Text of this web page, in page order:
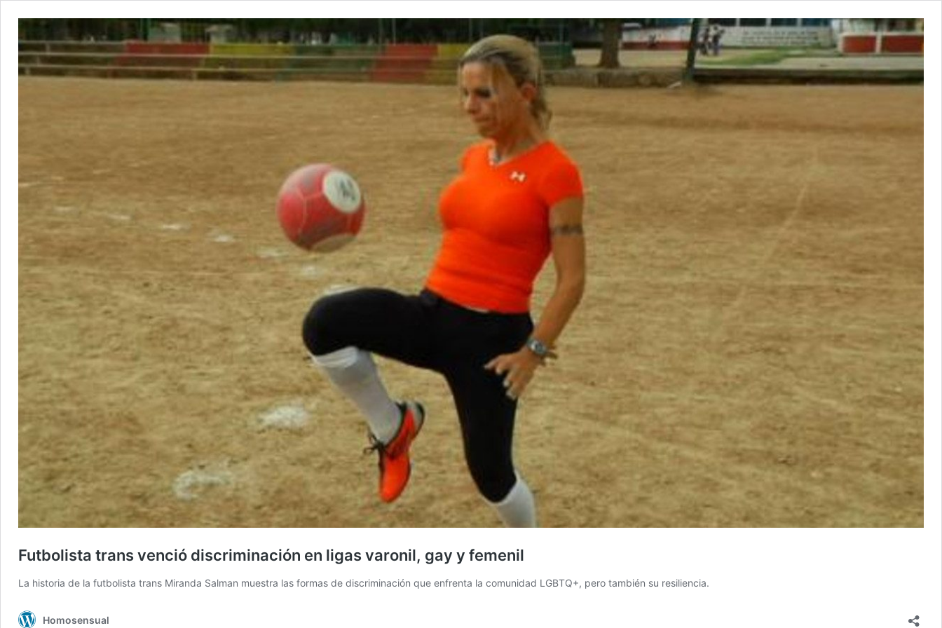
Futbolista trans venció discriminación en ligas varonil, gay y femenil
La historia de la futbolista trans Miranda Salman muestra las formas de discriminación que enfrenta la comunidad LGBTQ+, pero también su resiliencia.
Homosensual